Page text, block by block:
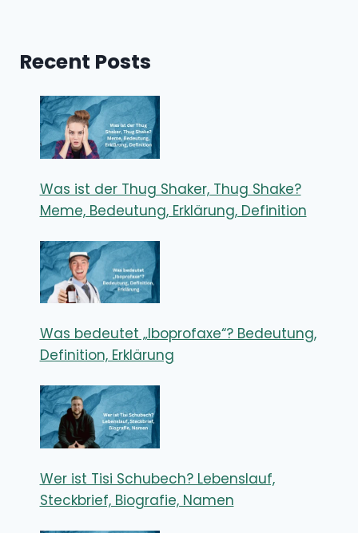
Recent Posts
Was ist der Thug Shaker, Thug Shake?
Meme, Bedeutung, Erklärung, Definition
Was bedeutet „Iboprofaxe“? Bedeutung,
Definition, Erklärung
Wer ist Tisi Schubech? Lebenslauf,
Steckbrief, Biografie, Namen